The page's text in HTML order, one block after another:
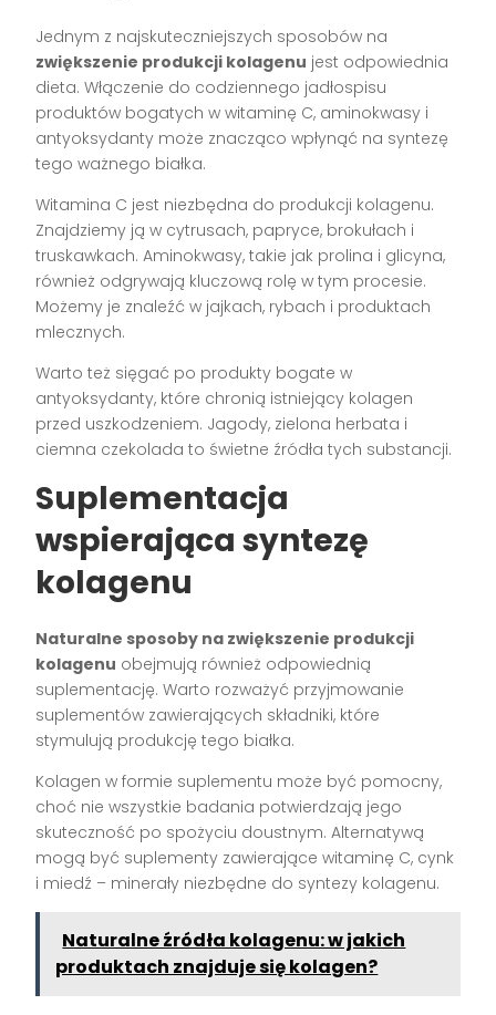
Jednym z najskuteczniejszych sposobów na
zwiększenie produkcji kolagenu jest odpowiednia
dieta. Włączenie do codziennego jadłospisu
produktów bogatych w witaminę C, aminokwasy i
antyoksydanty może znacząco wpłynąć na syntezę
tego ważnego białka.
Witamina C jest niezbędna do produkcji kolagenu.
Znajdziemy ją w cytrusach, papryce, brokułach i
truskawkach. Aminokwasy, takie jak prolina i glicyna,
również odgrywają kluczową rolę w tym procesie.
Możemy je znaleźć w jajkach, rybach i produktach
mlecznych.
Warto też sięgać po produkty bogate w
antyoksydanty, które chronią istniejący kolagen
przed uszkodzeniem. Jagody, zielona herbata i
ciemna czekolada to świetne źródła tych substancji.
Suplementacja
wspierająca syntezę
kolagenu
Naturalne sposoby na zwiększenie produkcji
kolagenu obejmują również odpowiednią
suplementację. Warto rozważyć przyjmowanie
suplementów zawierających składniki, które
stymulują produkcję tego białka.
Kolagen w formie suplementu może być pomocny,
choć nie wszystkie badania potwierdzają jego
skuteczność po spożyciu doustnym. Alternatywą
mogą być suplementy zawierające witaminę C, cynk
i miedź – minerały niezbędne do syntezy kolagenu.
Naturalne źródła kolagenu: w jakich
produktach znajduje się kolagen?